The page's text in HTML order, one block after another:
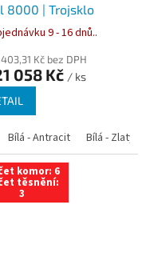
Bílá - Tmavý dub Bílá -
8000 | Trojsklo
9 - 16 dnů..
Kč bez DPH
058 Kč / ks
Bílá - Antracit Bílá - Zlatý
komor: 6
těsnění:
3